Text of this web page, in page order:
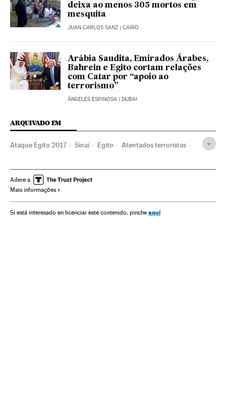
deixa ao menos 305 mortos em
mesquita
JUAN CARLOS SANZ | CAIRO
Arábia Saudita, Emirados Árabes,
Bahrein e Egito cortam relações
com Catar por “apoio ao
terrorismo”
ÁNGELES ESPINOSA | DUBAI
ARQUIVADO EM
Ataque Egito 2017 Sinai Egito Atentados terroristas
Adere a
Mais informações
Si está interesado en licenciar este contenido, pinche aquí